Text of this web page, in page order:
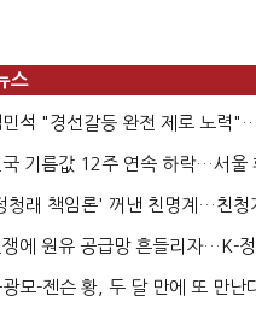
스
민석 "경선갈등 완전 제로 노력
래 "반명 공세 사...
국 기름값 12주 연속 하락…서울
윳값 1909원...
청래 책임론' 꺼낸 친명계…친청
추가투표 때리기...
쟁에 원유 공급망 흔들리자…K-정
너지안보 핵심...
광모-젠슨 황, 두 달 만에 또 만난